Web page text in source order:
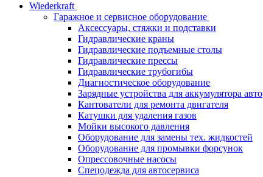
Wiederkraft
Гаражное и сервисное оборудование
Аксессуары, стяжки и подставки
Гидравлические краны
Гидравлические подъемные столы
Гидравлические прессы
Гидравлические трубогибы
Диагностическое оборудование
Зарядные устройства для аккумулятора авто
Кантователи для ремонта двигателя
Катушки для удаления газов
Мойки высокого давления
Оборудование для замены тех. жидкостей
Оборудование для промывки форсунок
Опрессовочные насосы
Спецодежда для автосервиса